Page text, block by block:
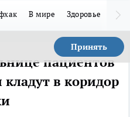
В мире Здоровье
Принять
пациентов
в коридор